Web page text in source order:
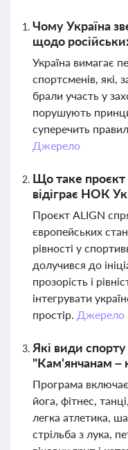
Чому Україна
щодо
Україна вимагає
спортсменів, які,
брали участь у
порушують
суперечить
Джерело
Що таке проєкт
відіграє НОК
Проєкт ALIGN
європейських
рівності у
долучився до
прозорість і
інтегрувати
простір. Джерело
Які види
"Кам'янчанам –
Програма
йога, фітнес,
легка атлетика,
стрільба з лука,